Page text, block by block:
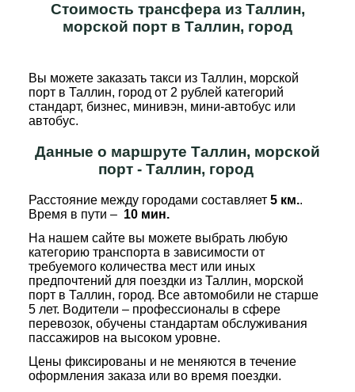
Стоимость трансфера из Таллин,
морской порт в Таллин, город
Вы можете заказать такси из Таллин, морской
порт в Таллин, город от 2 рублей категорий
стандарт, бизнес, минивэн, мини-автобус или
автобус.
Данные о маршруте Таллин, морской
порт - Таллин, город
Расстояние между городами составляет 5 км..
Время в пути – 10 мин.
На нашем сайте вы можете выбрать любую
категорию транспорта в зависимости от
требуемого количества мест или иных
предпочтений для поездки из Таллин, морской
порт в Таллин, город. Все автомобили не старше
5 лет. Водители – профессионалы в сфере
перевозок, обучены стандартам обслуживания
пассажиров на высоком уровне.
Цены фиксированы и не меняются в течение
оформления заказа или во время поездки.